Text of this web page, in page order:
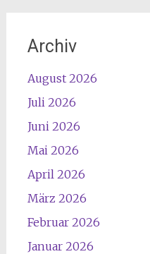
Archiv
August 2026
Juli 2026
Juni 2026
Mai 2026
April 2026
März 2026
Februar 2026
Januar 2026